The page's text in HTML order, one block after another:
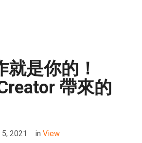
就是你的！
帶來的
2021 in View